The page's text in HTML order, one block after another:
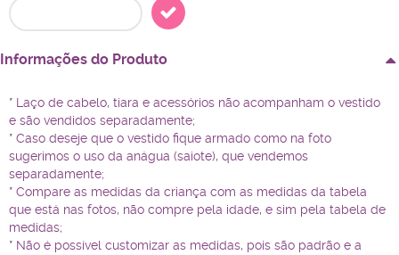
Informações do Produto
* Laço de cabelo, tiara e acessórios não acompanham o vestido
e são vendidos separadamente;
* Caso deseje que o vestido fique armado como na foto
sugerimos o uso da anágua (saiote), que vendemos
separadamente;
* Compare as medidas da criança com as medidas da tabela
que está nas fotos, não compre pela idade, e sim pela tabela de
medidas;
* Não é possível customizar as medidas, pois são padrão e a